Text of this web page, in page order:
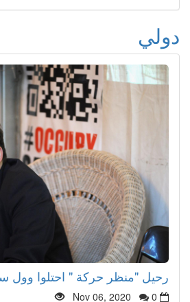
دولي
رحيل "منظر حركة " احتلوا وول
Nov 06, 2020 0